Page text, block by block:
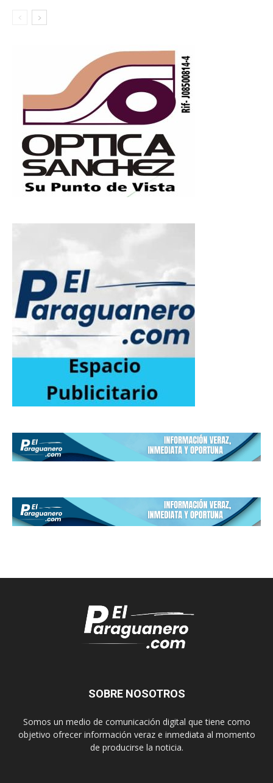
SOBRE NOSOTROS
Somos un medio de comunicación digital que tiene como
objetivo ofrecer información veraz e inmediata al momento
de producirse la noticia.